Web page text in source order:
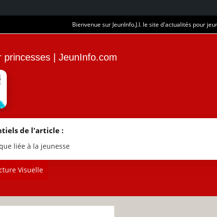
Bienvenue sur JeunInfo.J.I. le site d'actualités pour
princesses | JeunInfo.com
de l'article :
liée à la jeunesse
Visuelle